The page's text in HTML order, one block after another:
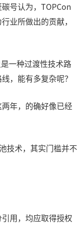
号认为，TOPCon
业所做出的贡献，
一种过渡性技术路
，能有多复杂呢？
年，的确好像已经
技术，其实门槛并不
用，均应取得授权